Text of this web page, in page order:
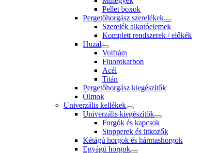
Pellet boxok
Pergetőhorgász szerelékek
Szerelék alkotóelemek
Komplett rendszerek / előkék
Huzal
Volfrám
Fluorokarbon
Acél
Titán
Pergetőhorgász kiegészítők
Ólmok
Univerzális kellékek
Univerzális kiegészítők
Forgók és kapcsok
Stopperek és ütkozők
Kétágú horgok és hármashorgok
Egyágú horgok